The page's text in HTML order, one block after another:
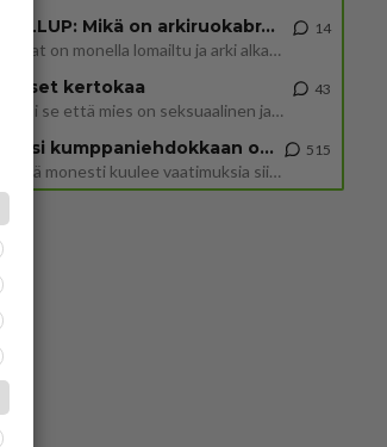
GALLUP: Mikä on arkiruokabravuurisi?
Lomat on monella lomailtu ja arki alkaa. Se voi tarkoittaa myös sitä, että grillailut on grillattu ja palataan arjen ruo
14
Naiset kertokaa
Miksi se että mies on seksuaalinen ja haluaa seksiä ja te olette hänen mielestänne haluttava on vastenmielistä? Mikä sii
43
Miksi kumppaniehdokkaan oma elämä on teille ongelma?
Täällä monesti kuulee vaatimuksia siitä, että kumppaniehdokkaalla ei saisi olla lemmikkejä, lapsia, kavereita, eksiä, su
515